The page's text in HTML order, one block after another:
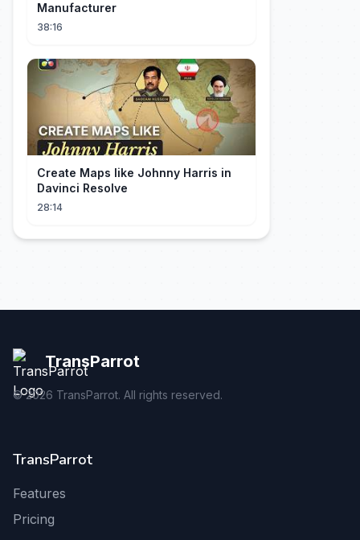
Manufacturer
38:16
Create Maps like Johnny Harris in
Davinci Resolve
28:14
TransParrot
©2026 TransParrot. All rights reserved.
TransParrot
Features
Pricing